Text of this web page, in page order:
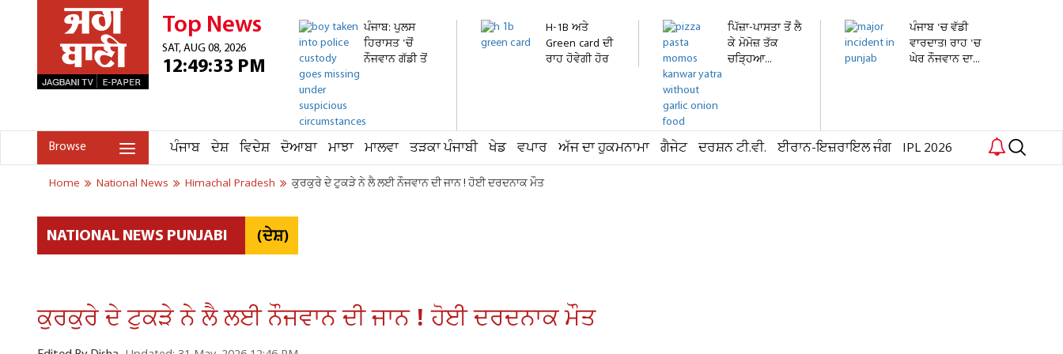
Top News
SAT, AUG 08, 2026
12:49:33 PM
ਪੰਜਾਬ: ਪੁਲਸ
ਹਿਰਾਸਤ 'ਚੋਂ
ਨੌਜਵਾਨ ਗੱਡੀ ਤੋਂ
H-1B ਅਤੇ
Green card ਦੀ
ਰਾਹ ਹੋਵੇਗੀ ਹੋਰ
ਪਿੱਜ਼ਾ-ਪਾਸਤਾ ਤੋਂ ਲੈ
ਕੇ ਮੋਮੋਜ਼ ਤੱਕ
ਚੜ੍ਹਿਆ...
ਪੰਜਾਬ 'ਚ ਵੱਡੀ
ਵਾਰਦਾਤ! ਰਾਹ 'ਚ
ਘੇਰ ਨੌਜਵਾਨ ਦਾ...
Browse ਪੰਜਾਬ ਦੇਸ਼ ਵਿਦੇਸ਼ ਦੋਆਬਾ ਮਾਝਾ ਮਾਲਵਾ ਤੜਕਾ ਪੰਜਾਬੀ ਖੇਡ ਵਪਾਰ ਅੱਜ ਦਾ ਹੁਕਮਨਾਮਾ ਗੈਜੇਟ ਦਰਸ਼ਨ ਟੀ.ਵੀ. ਈਰਾਨ-ਇਜ਼ਰਾਇਲ ਜੰਗ IPL 2026
Home National News Himachal Pradesh ਕੁਰਕੁਰੇ ਦੇ ਟੁਕੜੇ ਨੇ ਲੈ ਲਈ ਨੌਜਵਾਨ ਦੀ ਜਾਨ ! ਹੋਈ ਦਰਦਨਾਕ ਮੌਤ
NATIONAL NEWS PUNJABI (ਦੇਸ਼)
ਕੁਰਕੁਰੇ ਦੇ ਟੁਕੜੇ ਨੇ ਲੈ ਲਈ ਨੌਜਵਾਨ ਦੀ ਜਾਨ ! ਹੋਈ ਦਰਦਨਾਕ ਮੌਤ